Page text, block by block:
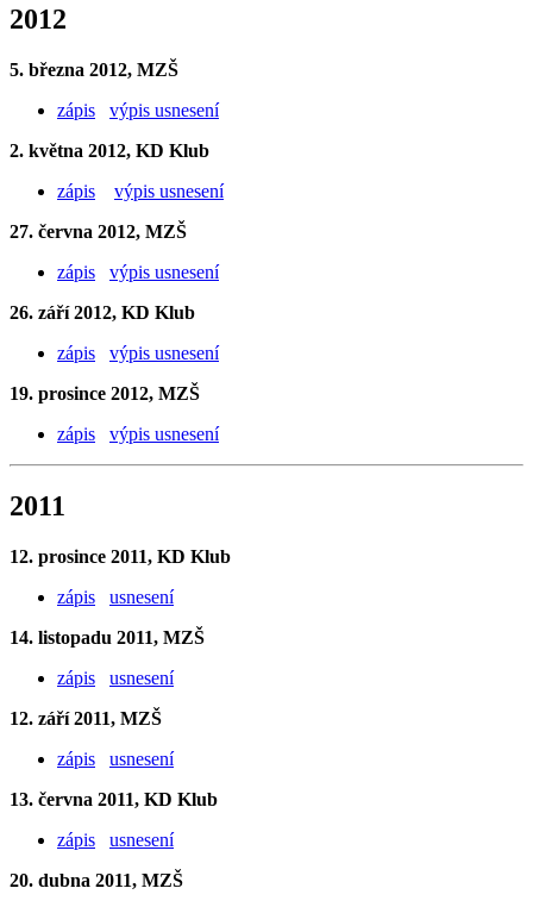
2012
5. března 2012, MZŠ
zápis
výpis usnesení
2. května 2012, KD Klub
zápis
výpis usnesení
27. června 2012, MZŠ
zápis
výpis usnesení
26. září 2012, KD Klub
zápis
výpis usnesení
19. prosince 2012, MZŠ
zápis
výpis usnesení
2011
12. prosince 2011, KD Klub
zápis
usnesení
14. listopadu 2011, MZŠ
zápis
usnesení
12. září 2011, MZŠ
zápis
usnesení
13. června 2011, KD Klub
zápis
usnesení
20. dubna 2011, MZŠ